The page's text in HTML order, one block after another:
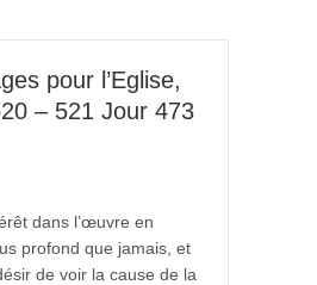
pour l’Eglise,
– 521 Jour 473
dans l’œuvre en
profond que jamais, et
de voir la cause de la